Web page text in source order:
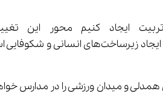
مختلفی همچون میدان همدلی و